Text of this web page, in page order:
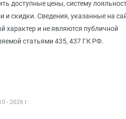
доступные цены, систему
и скидки. Сведения, указанные на
характер и не являются публичной
статьями 435, 437 ГК РФ.
- 2026 г.